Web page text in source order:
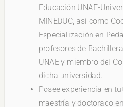
Educación UNAE-
MINEDUC, así como
Especialización en
profesores de
UNAE y miembro del
dicha universidad.
Posee experiencia en
maestría y doctorado